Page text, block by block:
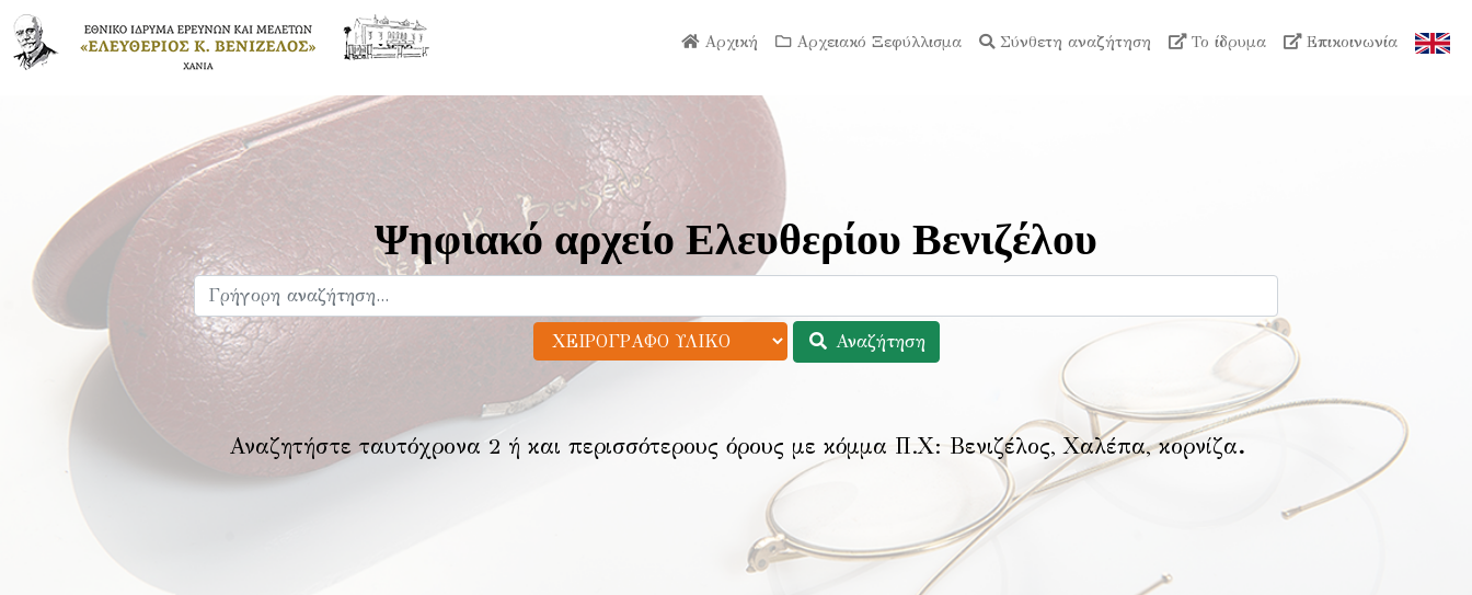
Αρχική Αρχειακό Ξεφύλλισμα Σύνθετη αναζήτηση Το ίδρυμα Επικοινωνία
Ψηφιακό αρχείο Ελευθερίου Βενιζέλου
Αναζήτηση
Αναζητήστε ταυτόχρονα 2 ή και περισσότερους όρους με κόμμα Π.Χ: Βενιζέλος, Χαλέπα, κορνίζα.